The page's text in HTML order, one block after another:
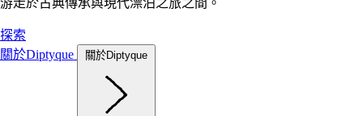
游走於古典傳承與現代漂泊之旅之間。
探索
關於Diptyque
關於Diptyque